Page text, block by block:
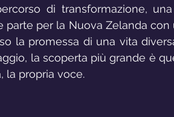
di transformazione,
parte per la Nuova Zelanda
la promessa di una vita
la scoperta più grande è
la propria voce.